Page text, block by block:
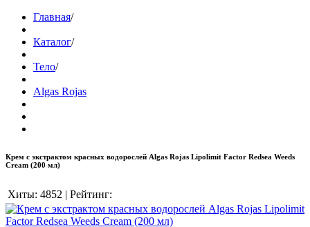
Главная/
Каталог/
Тело/
Algas Rojas
Крем с экстрактом красных водорослей Algas Rojas Lipolimit Factor Redsea Weeds
Cream (200 мл)
Хиты: 4852 | Рейтинг: